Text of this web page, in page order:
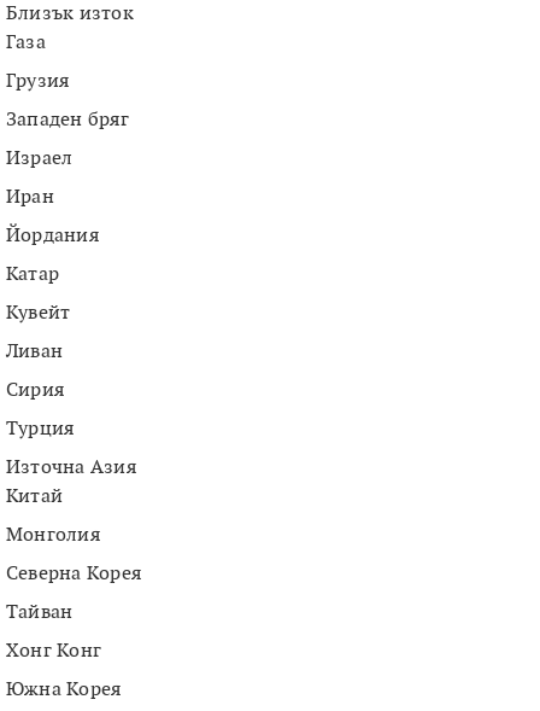
Близък изток
Газа
Грузия
Западен бряг
Израел
Иран
Йордания
Катар
Кувейт
Ливан
Сирия
Турция
Източна Азия
Китай
Монголия
Северна Корея
Тайван
Хонг Конг
Южна Корея